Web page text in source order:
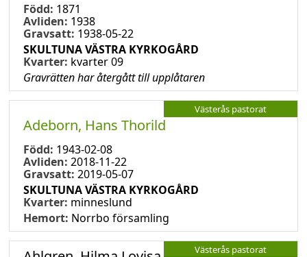
Född: 1871
Avliden: 1938
Gravsatt: 1938-05-22
SKULTUNA VÄSTRA KYRKOGÅRD
Kvarter: kvarter 09
Gravrätten har återgått till upplåtaren
Västerås pastorat
Adeborn, Hans Thorild
Född: 1943-02-08
Avliden: 2018-11-22
Gravsatt: 2019-05-07
SKULTUNA VÄSTRA KYRKOGÅRD
Kvarter: minneslund
Hemort: Norrbo församling
Västerås pastorat